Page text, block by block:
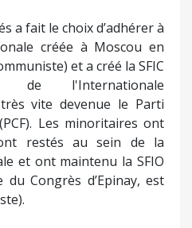
a fait le choix d’adhérer à
créée à Moscou en
et a créé la SFIC
de l'Internationale
vite devenue le Parti
Les minoritaires ont
restés au sein de la
et ont maintenu la SFIO
du Congrès d’Epinay, est